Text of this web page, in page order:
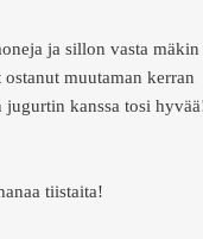
ja sillon vasta mäkin
muutaman kerran
kanssa tosi
tiistaita!